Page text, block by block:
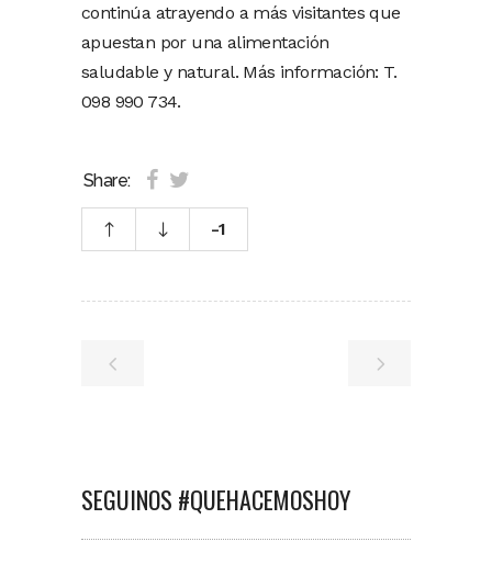
continúa atrayendo a más visitantes que
apuestan por una alimentación
saludable y natural. Más información: T.
098 990 734.
Share:
-1
SEGUINOS #QUEHACEMOSHOY